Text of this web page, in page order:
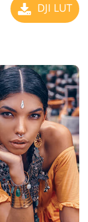
DJI LUT